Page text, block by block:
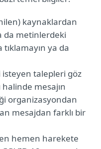
kaynaklardan
da metinlerdeki
ya da
isteyen talepleri göz
halinde mesajın
organizasyondan
mesajdan farklı bir
hemen harekete